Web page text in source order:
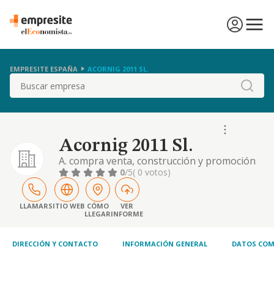
EMPRESITE ESPAÑA ACORNIG 2011 SL.
Buscar
Acornig 2011 Sl.
A. compra venta, construcción y promoción
de locales comerciales, naves industriales y
viviendas. b. arrendamiento de locales
comerciales, naves industriales y viviendas. c.
arrendamiento de vehículos automóviles,
embarcaciones y otros medios de
coloc
0/5( 0 votos)
LLAMARSITIO WEB CÓMO
LLEGAR
VER
INFORME
DIRECCIÓN Y CONTACTO INFORMACIÓN GENERAL DATOS